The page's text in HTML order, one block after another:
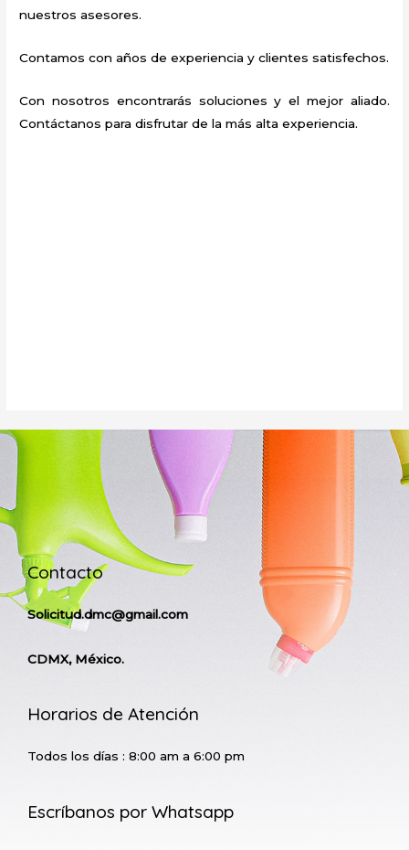
nuestros asesores.
Contamos con años de experiencia y clientes satisfechos.
Con nosotros encontrarás soluciones y el mejor aliado.
Contáctanos para disfrutar de la más alta experiencia.
Contacto
Solicitud.dmc@gmail.com
CDMX, México.
Horarios de Atención
Todos los días : 8:00 am a 6:00 pm
Escríbanos por Whatsapp